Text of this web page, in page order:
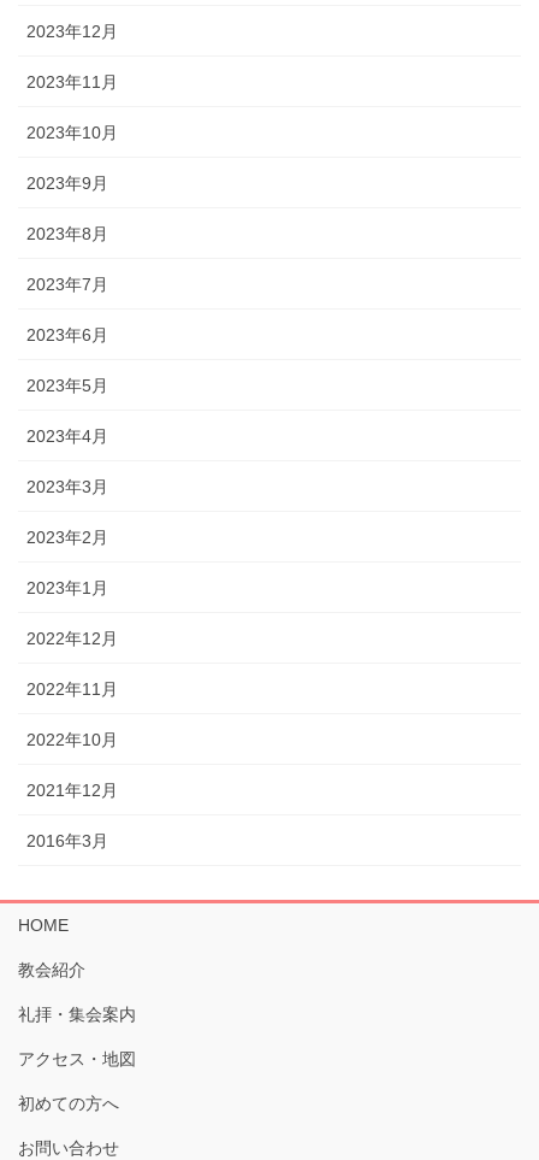
2023年12月
2023年11月
2023年10月
2023年9月
2023年8月
2023年7月
2023年6月
2023年5月
2023年4月
2023年3月
2023年2月
2023年1月
2022年12月
2022年11月
2022年10月
2021年12月
2016年3月
HOME
教会紹介
礼拝・集会案内
アクセス・地図
初めての方へ
お問い合わせ